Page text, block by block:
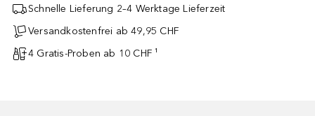
Schnelle Lieferung 2–4 Werktage Lieferzeit
Versandkostenfrei ab 49,95 CHF
4 Gratis-Proben ab 10 CHF ¹